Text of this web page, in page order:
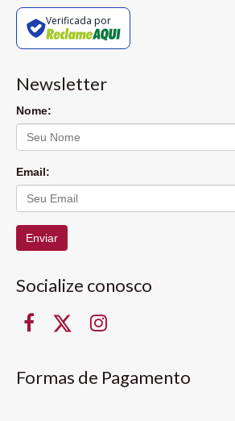
Verificada por
Newsletter
Nome:
Email:
Enviar
Socialize conosco
Formas de Pagamento